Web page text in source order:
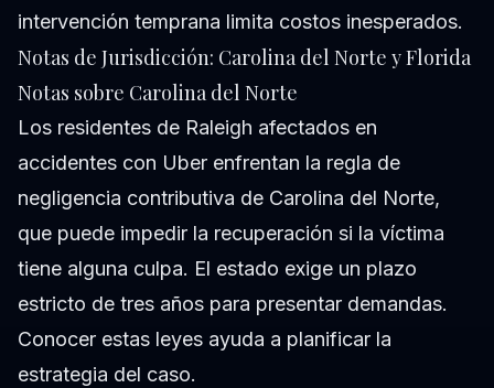
intervención temprana limita costos inesperados.
Notas de Jurisdicción: Carolina del Norte y Florida
Notas sobre Carolina del Norte
Los residentes de Raleigh afectados en
accidentes con Uber enfrentan la regla de
negligencia contributiva de Carolina del Norte,
que puede impedir la recuperación si la víctima
tiene alguna culpa. El estado exige un plazo
estricto de tres años para presentar demandas.
Conocer estas leyes ayuda a planificar la
estrategia del caso.